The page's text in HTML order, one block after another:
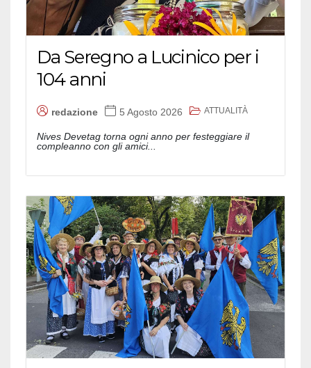
Da Seregno a Lucinico per i
104 anni
redazione 5 Agosto 2026 ATTUALITÀ
Nives Devetag torna ogni anno per festeggiare il
compleanno con gli amici...